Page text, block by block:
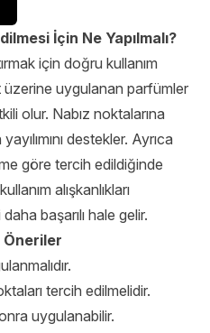
İçin Ne Yapılmalı?
için doğru kullanım
uygulanan parfümler
olur. Nabız noktalarına
destekler. Ayrıca
göre tercih edildiğinde
alışkanlıkları
başarılı hale gelir.
Öneriler
tercih edilmelidir.
uygulanabilir.